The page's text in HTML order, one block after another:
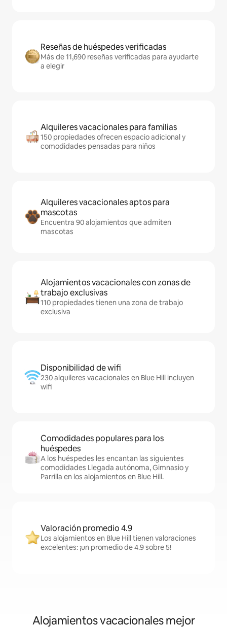
Reseñas de huéspedes verificadas
Más de 11,690 reseñas verificadas para ayudarte
a elegir
Alquileres vacacionales para familias
150 propiedades ofrecen espacio adicional y
comodidades pensadas para niños
Alquileres vacacionales aptos para
mascotas
Encuentra 90 alojamientos que admiten
mascotas
Alojamientos vacacionales con zonas de
trabajo exclusivas
110 propiedades tienen una zona de trabajo
exclusiva
Disponibilidad de wifi
230 alquileres vacacionales en Blue Hill incluyen
wifi
Comodidades populares para los
huéspedes
A los huéspedes les encantan las siguientes
comodidades Llegada autónoma, Gimnasio y
Parrilla en los alojamientos en Blue Hill.
Valoración promedio 4.9
Los alojamientos en Blue Hill tienen valoraciones
excelentes: ¡un promedio de 4.9 sobre 5!
Alojamientos vacacionales mejor